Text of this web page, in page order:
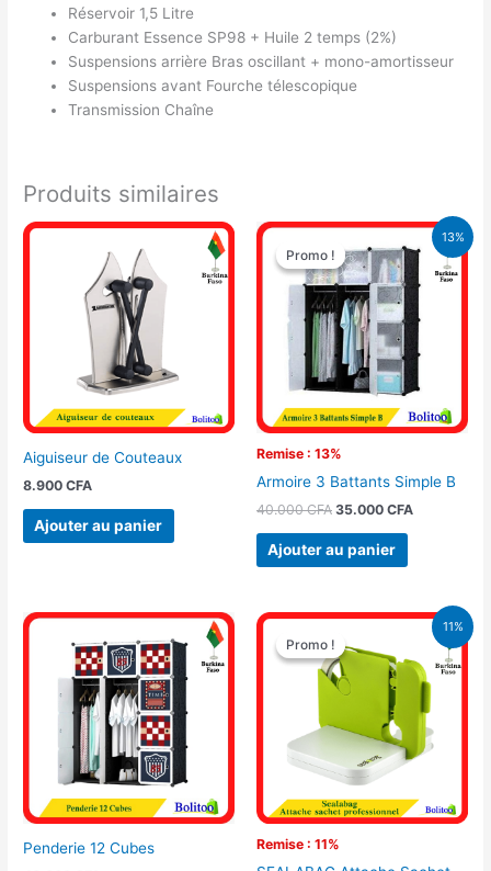
Réservoir 1,5 Litre
Carburant Essence SP98 + Huile 2 temps (2%)
Suspensions arrière Bras oscillant + mono-amortisseur
Suspensions avant Fourche télescopique
Transmission Chaîne
Produits similaires
Aiguiseur de Couteaux
8.900CFA
Ajouter au panier
13%
Promo !
Remise : 13%
Promo !
Armoire 3 Battants Simple B
40.000CFA
Le
prix
initial
était :
40.000 CFA.
35.000 CFA
Le
prix
actuel
est :
Ajouter au panier
Penderie 12 Cubes
11%
Promo !
Remise : 11%
Promo !
Le
prix
initial
était :
9.500 CFA.
Le
actuel
est :
8.500 CFA.